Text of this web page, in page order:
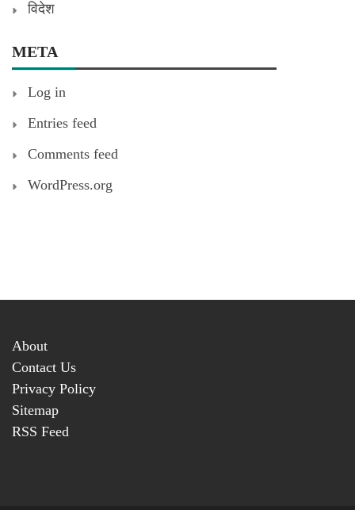
विदेश
META
Log in
Entries feed
Comments feed
WordPress.org
About
Contact Us
Privacy Policy
Sitemap
RSS Feed